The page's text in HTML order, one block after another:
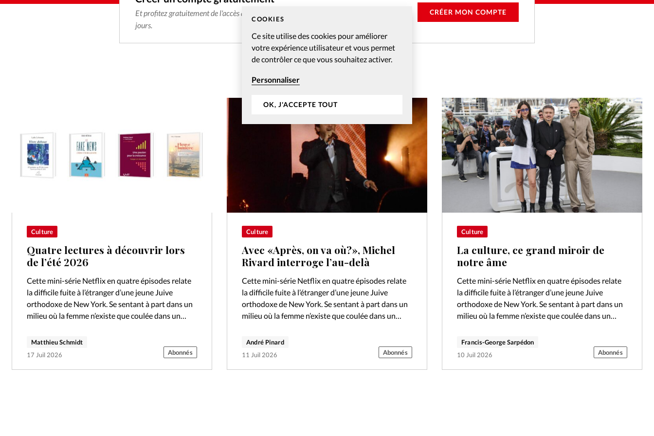
COOKIES
Ce site utilise des cookies pour améliorer
votre expérience utilisateur et vous permet
de contrôler ce que vous souhaitez activer.
Personnaliser
OK, J'ACCEPTE TOUT
Et profitez gratuitement de l'accès aux articles web réservés aux abonnés pendant 14
jours.
CRÉER MON COMPTE
Culture
Quatre lectures à découvrir lors
de l’été 2026
Cette mini-série Netflix en quatre épisodes relate
la difficile fuite à l’étranger d’une jeune Juive
orthodoxe de New York. Se sentant à part dans un
milieu où la femme n’existe que coulée dans un
Matthieu Schmidt
17 Juil 2026
Abonnés
Culture
Avec «Après, on va où?», Michel
Rivard interroge l’au-delà
Cette mini-série Netflix en quatre épisodes relate
la difficile fuite à l’étranger d’une jeune Juive
orthodoxe de New York. Se sentant à part dans un
milieu où la femme n’existe que coulée dans un
André Pinard
11 Juil 2026
Abonnés
Culture
La culture, ce grand miroir de
notre âme
Cette mini-série Netflix en quatre épisodes relate
la difficile fuite à l’étranger d’une jeune Juive
orthodoxe de New York. Se sentant à part dans un
milieu où la femme n’existe que coulée dans un
Francis-George Sarpédon
10 Juil 2026
Abonnés